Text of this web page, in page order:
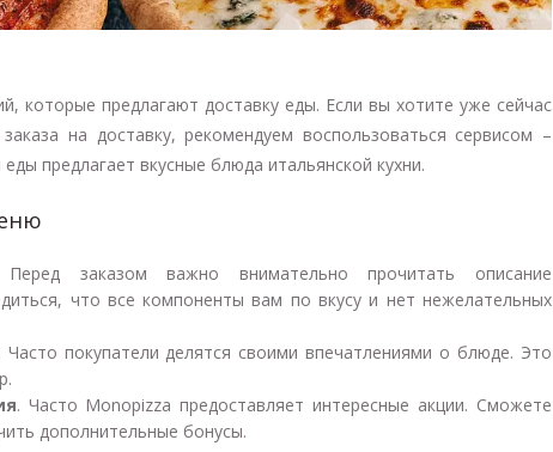
которые предлагают доставку еды. Если вы хотите уже сейчас
на доставку, рекомендуем воспользоваться сервисом –
предлагает вкусные блюда итальянской кухни.
заказом важно внимательно прочитать описание
что все компоненты вам по вкусу и нет нежелательных
. Часто покупатели делятся своими впечатлениями о блюде. Это
. Часто Monopizza предоставляет интересные акции. Сможете
дополнительные бонусы.